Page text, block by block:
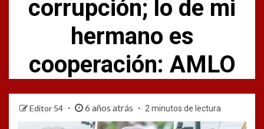
corrupción; lo de mi
hermano es
cooperación: AMLO
Editor 54 6 años atrás 2 minutos de lectura